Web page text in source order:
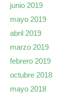
junio 2019
mayo 2019
abril 2019
marzo 2019
febrero 2019
octubre 2018
mayo 2018